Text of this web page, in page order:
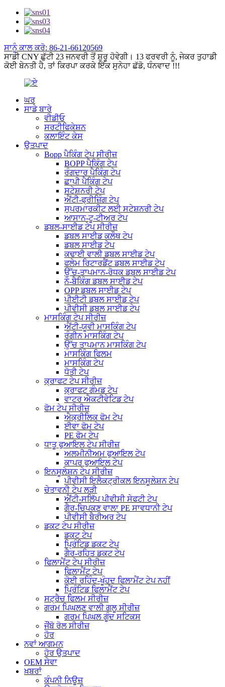
ਸਾਨੂੰ ਕਾਲ ਕਰੋ: 86-21-66120569
ਸਾਡੀ CNY ਛੁੱਟੀ 23 ਜਨਵਰੀ ਤੋਂ ਸ਼ੁਰੂ ਹੋਵੇਗੀ। 13 ਫਰਵਰੀ ਨੂੰ, ਜੇਕਰ ਤੁਹਾਡੀ
ਕੋਈ ਬੇਨਤੀ ਹੈ, ਤਾਂ ਕਿਰਪਾ ਕਰਕੇ ਇੱਕ ਸੁਨੇਹਾ ਛੱਡੋ, ਧੰਨਵਾਦ !!!
ਘਰ
ਸਾਡੇ ਬਾਰੇ
ਵੀਡੀਓ
ਸਰਟੀਫਿਕੇਸ਼ਨ
ਕਲਾਇੰਟ ਕੇਸ
ਉਤਪਾਦ
Bopp ਪੈਕਿੰਗ ਟੇਪ ਸੀਰੀਜ਼
BOPP ਪੈਕਿੰਗ ਟੇਪ
ਰੰਗਦਾਰ ਪੈਕਿੰਗ ਟੇਪ
ਛਾਪੀ ਪੈਕਿੰਗ ਟੇਪ
ਸਟੇਸ਼ਨਰੀ ਟੇਪ
ਐਂਟੀ-ਫ੍ਰੀਜ਼ਿੰਗ ਟੇਪ
ਸੁਪਰਮਾਰਕੀਟ ਲਈ ਸਟੇਸ਼ਨਰੀ ਟੇਪ
ਆਸਾਨ-ਟੂ-ਟੀਅਰ ਟੇਪ
ਡਬਲ-ਸਾਈਡ ਟੇਪ ਸੀਰੀਜ਼
ਡਬਲ ਸਾਈਡ ਕਲੌਥ ਟੇਪ
ਡਬਲ ਸਾਈਡ ਟੇਪ
ਕਢਾਈ ਵਾਲੀ ਡਬਲ ਸਾਈਡ ਟੇਪ
ਫਲੇਮ ਰਿਟਾਰਡੈਂਟ ਡਬਲ ਸਾਈਡ ਟੇਪ
ਉੱਚ-ਤਾਪਮਾਨ-ਰੋਧਕ ਡਬਲ ਸਾਈਡ ਟੇਪ
ਨੋ-ਬੈਕਿੰਗ ਡਬਲ ਸਾਈਡ ਟੇਪ
OPP ਡਬਲ ਸਾਈਡ ਟੇਪ
ਪੀਈਟੀ ਡਬਲ ਸਾਈਡ ਟੇਪ
ਪੀਵੀਸੀ ਡਬਲ ਸਾਈਡ ਟੇਪ
ਮਾਸਕਿੰਗ ਟੇਪ ਸੀਰੀਜ਼
ਐਂਟੀ-ਯੂਵੀ ਮਾਸਕਿੰਗ ਟੇਪ
ਰੰਗੀਨ ਮਾਸਕਿੰਗ ਟੇਪ
ਉੱਚ ਤਾਪਮਾਨ ਮਾਸਕਿੰਗ ਟੇਪ
ਮਾਸਕਿੰਗ ਫਿਲਮ
ਮਾਸਕਿੰਗ ਟੇਪ
ਧੋਤੀ ਟੇਪ
ਕ੍ਰਾਫਟ ਟੇਪ ਸੀਰੀਜ਼
ਕ੍ਰਾਫਟ ਗੰਮਡ ਟੇਪ
ਵਾਟਰ ਐਕਟੀਵੇਟਿਡ ਟੇਪ
ਫੋਮ ਟੇਪ ਸੀਰੀਜ਼
ਐਕ੍ਰੀਲਿਕ ਫੋਮ ਟੇਪ
ਈਵਾ ਫੋਮ ਟੇਪ
PE ਫੋਮ ਟੇਪ
ਧਾਤੂ ਫੁਆਇਲ ਟੇਪ ਸੀਰੀਜ਼
ਅਲਮੀਨੀਅਮ ਫੁਆਇਲ ਟੇਪ
ਕਾਪਰ ਫੁਆਇਲ ਟੇਪ
ਇਨਸੂਲੇਸ਼ਨ ਟੇਪ ਸੀਰੀਜ਼
ਪੀਵੀਸੀ ਇਲੈਕਟ੍ਰੀਕਲ ਇਨਸੂਲੇਸ਼ਨ ਟੇਪ
ਚੇਤਾਵਨੀ ਟੇਪ ਲੜੀ
ਐਂਟੀ-ਸਲਿੱਪ ਪੀਵੀਸੀ ਸੇਫਟੀ ਟੇਪ
ਗੈਰ-ਚਿਪਕਣ ਵਾਲਾ PE ਸਾਵਧਾਨੀ ਟੇਪ
ਪੀਵੀਸੀ ਬੈਰੀਅਰ ਟੇਪ
ਡਕਟ ਟੇਪ ਸੀਰੀਜ਼
ਡਕਟ ਟੇਪ
ਪ੍ਰਿੰਟਿਡ ਡਕਟ ਟੇਪ
ਗੈਰ-ਰਹਿਤ ਡਕਟ ਟੇਪ
ਫਿਲਾਮੈਂਟ ਟੇਪ ਸੀਰੀਜ਼
ਫਿਲਾਮੈਂਟ ਟੇਪ
ਕੋਈ ਰਹਿੰਦ-ਖੂੰਹਦ ਫਿਲਾਮੈਂਟ ਟੇਪ ਨਹੀਂ
ਪ੍ਰਿੰਟਿਡ ਫਿਲਾਮੈਂਟ ਟੇਪ
ਸਟ੍ਰੈਚ ਫਿਲਮ ਸੀਰੀਜ਼
ਗਰਮ ਪਿਘਲਣ ਵਾਲੀ ਗਲੂ ਸੀਰੀਜ਼
ਗਰਮ ਪਿਘਲ ਗੂੰਦ ਸਟਿਕਸ
ਜੌਂਬੋ ਰੋਲ ਸੀਰੀਜ਼
ਹੋਰ
ਨਵਾਂ ਆਗਮਨ
ਹੋਰ ਉਤਪਾਦ
OEM ਸੇਵਾ
ਖ਼ਬਰਾਂ
ਕੰਪਨੀ ਨਿਊਜ਼